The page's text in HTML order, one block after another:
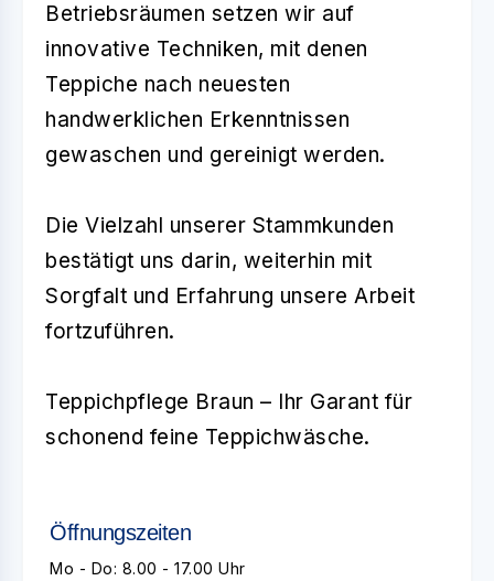
Betriebsräumen setzen wir auf
innovative Techniken, mit denen
Teppiche nach neuesten
handwerklichen Erkenntnissen
gewaschen und gereinigt werden.
Die Vielzahl unserer Stammkunden
bestätigt uns darin, weiterhin mit
Sorgfalt und Erfahrung unsere Arbeit
fortzuführen.
Teppichpflege Braun – Ihr Garant für
schonend feine Teppichwäsche.
Öffnungszeiten
Mo - Do: 8.00 - 17.00 Uhr